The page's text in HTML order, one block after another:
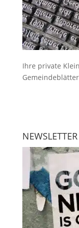
Ihre private
NEWSLETTER